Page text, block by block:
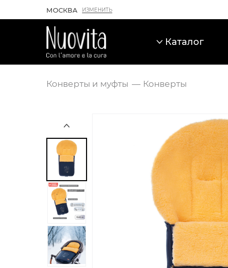
МОСКВА ИЗМЕНИТЬ
Каталог
Конверты и муфты Конверты
Карточка товара